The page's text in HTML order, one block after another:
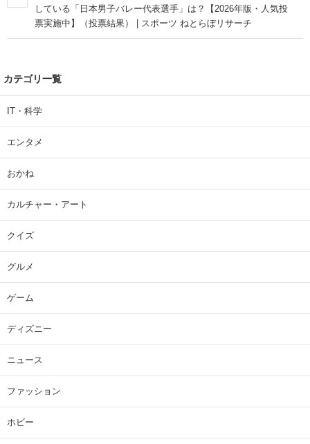
している「日本男子バレー代表選手」は？【2026年版・人気投
票実施中】（投票結果） | スポーツ ねとらぼリサーチ
カテゴリ一覧
IT・科学
エンタメ
おかね
カルチャー・アート
クイズ
グルメ
ゲーム
ディズニー
ニュース
ファッション
ホビー